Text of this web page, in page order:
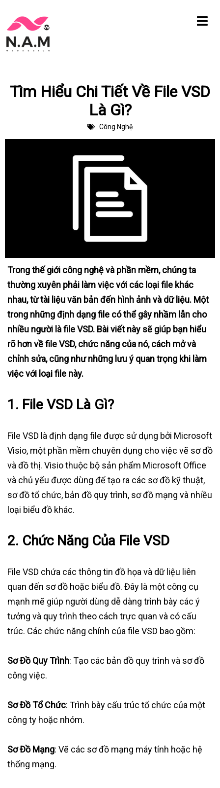
Chuyển
tới
Tìm Hiểu Chi Tiết Về File VSD
Là Gì?
Công Nghệ
Trong thế giới công nghệ và phần mềm, chúng ta
thường xuyên phải làm việc với các loại file khác
nhau, từ tài liệu văn bản đến hình ảnh và dữ liệu. Một
trong những định dạng file có thể gây nhầm lẫn cho
nhiều người là file VSD. Bài viết này sẽ giúp bạn hiểu
rõ hơn về file VSD, chức năng của nó, cách mở và
chỉnh sửa, cũng như những lưu ý quan trọng khi làm
việc với loại file này.
1. File VSD Là Gì?
File VSD là định dạng file được sử dụng bởi Microsoft
Visio, một phần mềm chuyên dụng cho việc vẽ sơ đồ
và đồ thị. Visio thuộc bộ sản phẩm Microsoft Office
và chủ yếu được dùng để tạo ra các sơ đồ kỹ thuật,
sơ đồ tổ chức, bản đồ quy trình, sơ đồ mạng và nhiều
loại biểu đồ khác.
2. Chức Năng Của File VSD
File VSD chứa các thông tin đồ họa và dữ liệu liên
quan đến sơ đồ hoặc biểu đồ. Đây là một công cụ
mạnh mẽ giúp người dùng dễ dàng trình bày các ý
tưởng và quy trình theo cách trực quan và có cấu
trúc. Các chức năng chính của file VSD bao gồm:
Sơ Đồ Quy Trình: Tạo các bản đồ quy trình và sơ đồ
công việc.
Sơ Đồ Tổ Chức: Trình bày cấu trúc tổ chức của một
công ty hoặc nhóm.
Sơ Đồ Mạng: Vẽ các sơ đồ mạng máy tính hoặc hệ
thống mạng.